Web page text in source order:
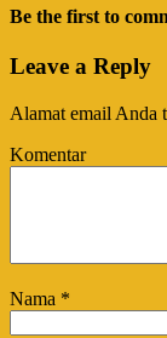
Be the first to
Leave a Reply
Alamat email Anda
Komentar
Nama *